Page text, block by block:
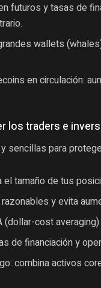
futuros y tasas de
wallets
en circulación:
los traders e
sencillas para
el tamaño de tus
y evita
(dollar-cost
de financiación y
combina activos